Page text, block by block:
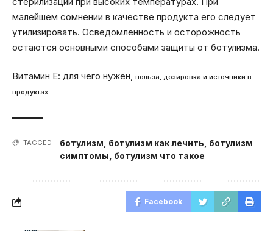
малейшем сомнении в качестве продукта его следует
утилизировать. Осведомленность и осторожность
остаются основными способами защиты от ботулизма.
Витамин Е: для чего нужен, польза, дозировка и источники в
продуктах.
TAGGED: ботулизм, ботулизм как лечить, ботулизм
симптомы, ботулизм что такое
Facebook